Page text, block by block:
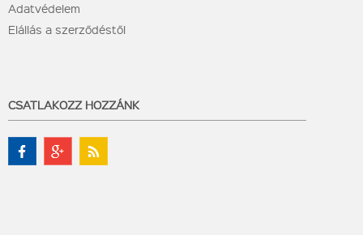
Adatvédelem
Elállás a szerződéstől
CSATLAKOZZ HOZZÁNK